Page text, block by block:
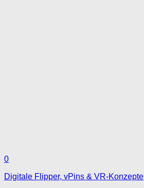
0
Digitale Flipper, vPins & VR-Konzepte